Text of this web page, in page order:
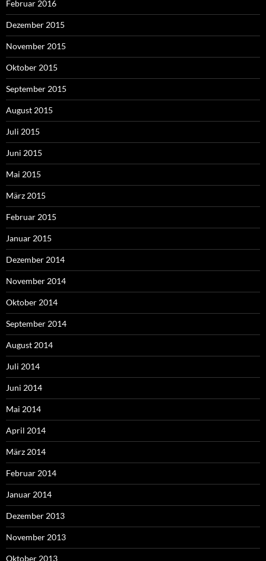
Februar 2016
Dezember 2015
November 2015
Oktober 2015
September 2015
August 2015
Juli 2015
Juni 2015
Mai 2015
März 2015
Februar 2015
Januar 2015
Dezember 2014
November 2014
Oktober 2014
September 2014
August 2014
Juli 2014
Juni 2014
Mai 2014
April 2014
März 2014
Februar 2014
Januar 2014
Dezember 2013
November 2013
Oktober 2013